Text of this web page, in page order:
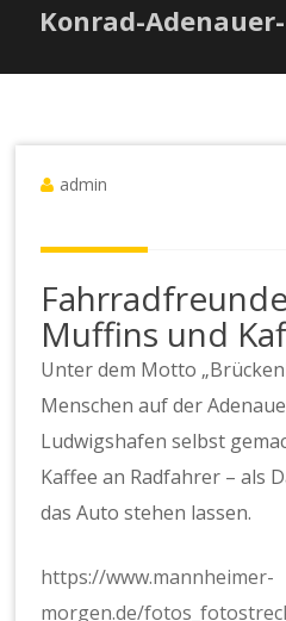
Konrad-
admin
Muffins und
Unter dem Motto
Menschen auf der
Ludwigshafen selbst
Kaffee an Radfahrer – als
das Auto stehen lassen.
https://www.mannheimer-
morgen.de/